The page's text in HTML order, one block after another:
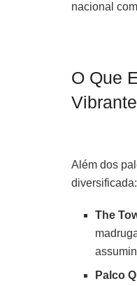
nacional com
O Que
Vibrante
Além dos
diversificada:
The
Palco